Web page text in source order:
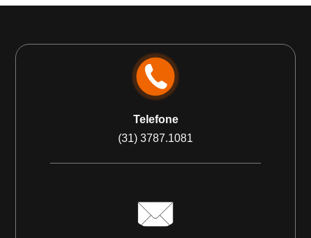
Telefone
(31) 3787.1081